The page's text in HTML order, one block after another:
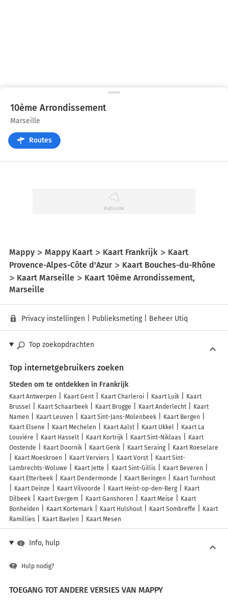
10ème Arrondissement
Marseille
Routes
Mappy Mappy Kaart Kaart Frankrijk
Kaart
Provence-Alpes-Côte d'Azur
Kaart Bouches-du-Rhône
Kaart Marseille
Kaart 10ème Arrondissement,
Marseille
Privacy instellingen Publieksmeting| Beheer Utiq
Top zoekopdrachten
Top internetgebruikers zoeken
Steden om te ontdekken in Frankrijk
Kaart Antwerpen Kaart Gent Kaart Charleroi Kaart Luik
Kaart
Brussel
Kaart Schaarbeek Kaart Brugge Kaart Anderlecht
Kaart
Namen
Kaart Leuven Kaart Sint-Jans-Molenbeek
Kaart Bergen
Kaart Elsene
Kaart Mechelen Kaart Aalst Kaart Ukkel
Kaart La
Louvière
Kaart Hasselt Kaart Kortrijk Kaart Sint-Niklaas
Kaart
Oostende
Kaart Doornik Kaart Genk Kaart Seraing
Kaart Roeselare
Kaart Moeskroen
Kaart Verviers Kaart Vorst
Kaart Sint-
Lambrechts-Woluwe
Kaart Jette Kaart Sint-Gillis
Kaart Beveren
Kaart Etterbeek
Kaart Dendermonde Kaart Beringen
Kaart Turnhout
Kaart Deinze
Kaart Vilvoorde Kaart Heist-op-den-Berg
Kaart
Dilbeek
Kaart Evergem Kaart Ganshoren Kaart Meise
Kaart
Bonheiden
Kaart Kortemark Kaart Hulshout Kaart Sombreffe
Kaart
Ramillies
Kaart Baelen Kaart Mesen
Info, hulp
Hulp nodig?
TOEGANG TOT ANDERE VERSIES VAN MAPPY